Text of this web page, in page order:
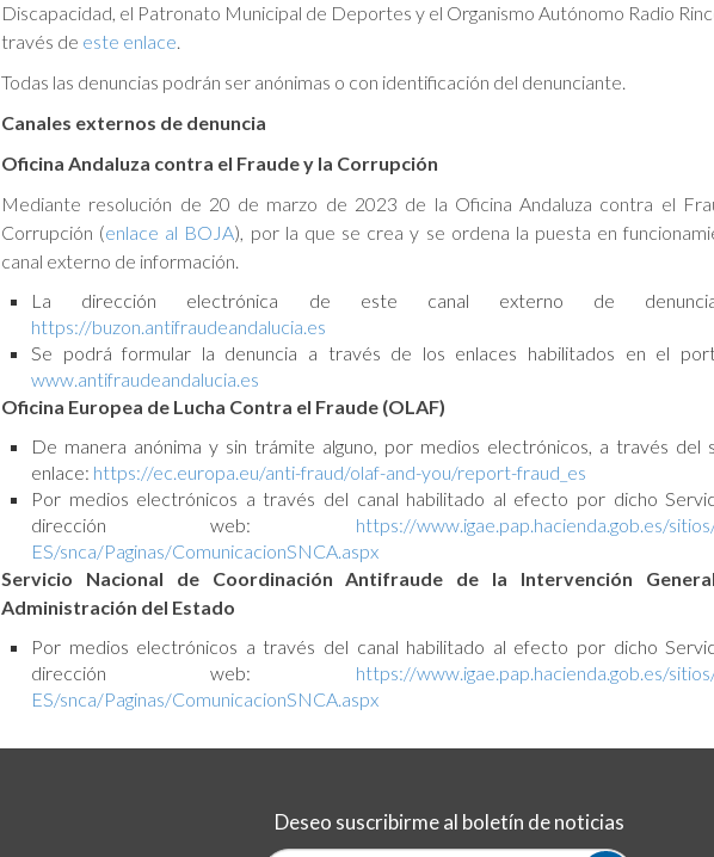
Discapacidad, el Patronato Municipal de Deportes y el Organismo Autónomo Radio
través de este enlace.
Todas las denuncias podrán ser anónimas o con identificación del denunciante.
Canales externos de denuncia
Oficina Andaluza contra el Fraude y la Corrupción
Mediante resolución de 20 de marzo de 2023 de la Oficina Andaluza contra el
Corrupción (enlace al BOJA), por la que se crea y se ordena la puesta en
canal externo de información.
La dirección electrónica de este canal externo de
https://buzon.antifraudeandalucia.es
Se podrá formular la denuncia a través de los enlaces habilitados en el
www.antifraudeandalucia.es
Oficina Europea de Lucha Contra el Fraude (OLAF)
De manera anónima y sin trámite alguno, por medios electrónicos, a través del
enlace: https://ec.europa.eu/anti-fraud/olaf-and-you/report-fraud_es
Por medios electrónicos a través del canal habilitado al efecto por dicho
dirección web: https://www.igae.pap.hacienda.gob.es/
ES/snca/Paginas/ComunicacionSNCA.aspx
Servicio Nacional de Coordinación Antifraude de la Intervención
Administración del Estado
Por medios electrónicos a través del canal habilitado al efecto por dicho
dirección web: https://www.igae.pap.hacienda.gob.es/
ES/snca/Paginas/ComunicacionSNCA.aspx
Deseo suscribirme al boletín de noticias